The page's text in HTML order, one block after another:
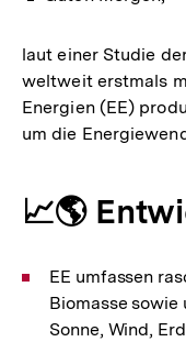
laut einer Studie
weltweit erstmals
Energien (EE)
um die
📈🌎
EE umfassen
Biomasse sowie
Sonne, Wind,